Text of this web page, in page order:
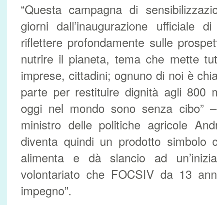
“Questa campagna di
giorni dall’inaugurazione ufficiale
riflettere profondamente sulle
nutrire il pianeta, tema che mette
imprese, cittadini; ognuno di noi è
parte per restituire dignità agli 800
oggi nel mondo sono senza cibo”
ministro delle politiche agricole
diventa quindi un prodotto simbolo
alimenta e dà slancio ad
volontariato che FOCSIV da 13
impegno”.